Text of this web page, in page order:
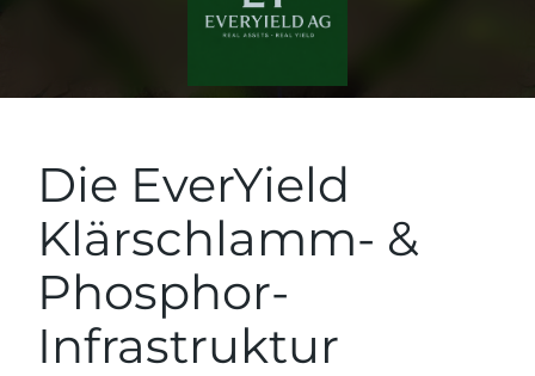
Die EverYield
Klärschlamm- &
Phosphor-
Infrastruktur